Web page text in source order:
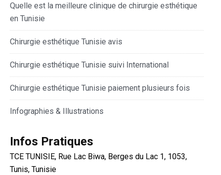
Quelle est la meilleure clinique de chirurgie esthétique
en Tunisie
Chirurgie esthétique Tunisie avis
Chirurgie esthétique Tunisie suivi International
Chirurgie esthétique Tunisie paiement plusieurs fois
Infographies & Illustrations
Infos Pratiques
TCE TUNISIE, Rue Lac Biwa, Berges du Lac 1, 1053,
Tunis, Tunisie